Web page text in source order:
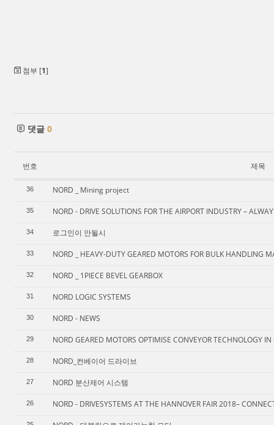
첨부 [1]
댓글 0
번호 제목
36 NORD _ Mining project
35 NORD - DRIVE SOLUTIONS FOR THE AIRPORT INDUSTRY –
34 로그인이 안될시
33 NORD _ HEAVY-DUTY GEARED MOTORS FOR BULK HANDLING
32 NORD _ 1PIECE BEVEL GEARBOX
31 NORD LOGIC SYSTEMS
30 NORD - NEWS
29 NORD GEARED MOTORS OPTIMISE CONVEYOR TECHNOLOGY IN
28 NORD_컨베이어 드라이브
27 NORD 분산제어 시스템
26 NORD - DRIVESYSTEMS AT THE HANNOVER FAIR 2018–